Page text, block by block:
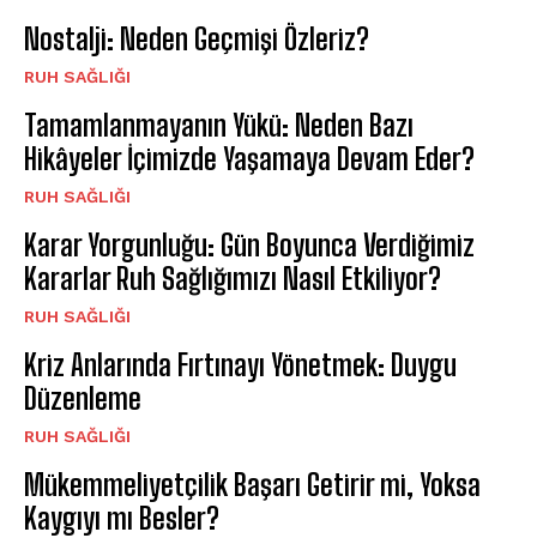
Nostalji: Neden Geçmişi Özleriz?
⁠RUH SAĞLIĞI
Tamamlanmayanın Yükü: Neden Bazı
Hikâyeler İçimizde Yaşamaya Devam Eder?
⁠RUH SAĞLIĞI
Karar Yorgunluğu: Gün Boyunca Verdiğimiz
Kararlar Ruh Sağlığımızı Nasıl Etkiliyor?
⁠RUH SAĞLIĞI
Kriz Anlarında Fırtınayı Yönetmek: Duygu
Düzenleme
⁠RUH SAĞLIĞI
Mükemmeliyetçilik Başarı Getirir mi, Yoksa
Kaygıyı mı Besler?